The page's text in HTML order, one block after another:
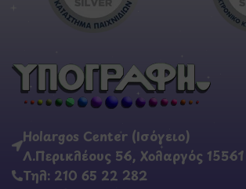
Holargos Center (Ισόγειο)
Λ.Περικλέους 56, Χολαργός 15561
Τηλ: 210 65 22 282